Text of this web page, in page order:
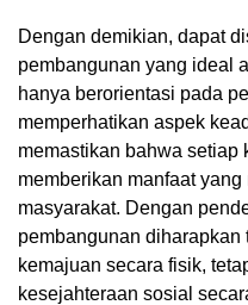
Dengan demikian, dapat
pembangunan yang ideal
hanya berorientasi pada
memperhatikan aspek
memastikan bahwa setiap
memberikan manfaat
masyarakat. Dengan
pembangunan
kemajuan secara fisik,
kesejahteraan sosial